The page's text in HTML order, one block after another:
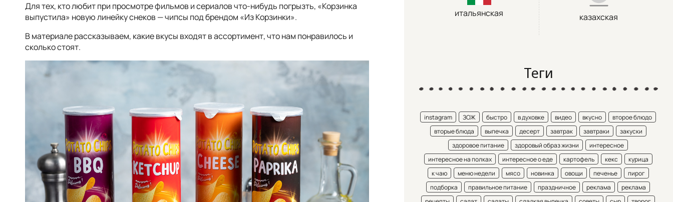
Для тех, кто любит при просмотре фильмов и сериалов что-нибудь погрызть, «Корзинка
выпустила» новую линейку снеков — чипсы под брендом «Из Корзинки».
В материале рассказываем, какие вкусы входят в ассортимент, что нам понравилось и
сколько стоят.
итальянская казахская
Теги
instagram ЗОЖ быстро в духовке видео вкусно
второе блюдо
вторые блюда
выпечка десерт завтрак завтраки
закуски
здоровое питание
здоровый образ жизни
интересное
интересное на полках
интересное о еде картофель кекс
курица
к чаю
меню недели мясо новинка овощи печенье
пирог
подборка
правильное питание праздничное реклама
реклама